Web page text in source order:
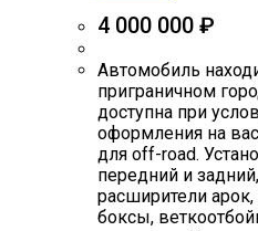
4 000 000 ₽
Автомобиль
приграничном
доступна при
оформления на
для off-road.
передний и
расширители
боксы,